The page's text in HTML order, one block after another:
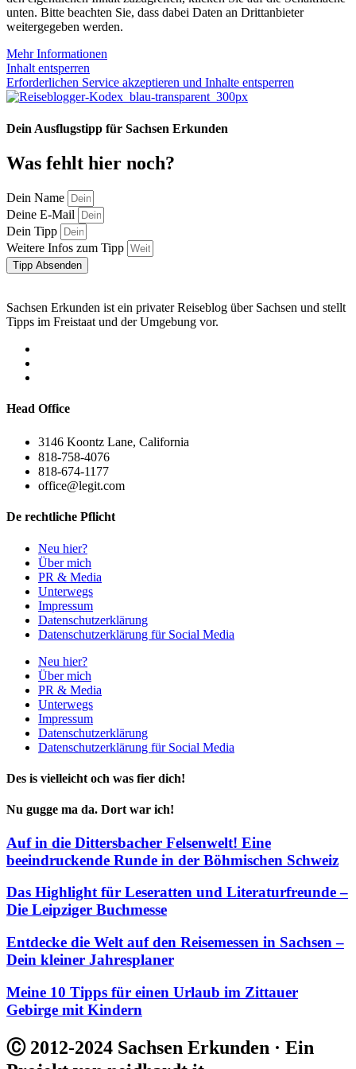
unten. Bitte beachten Sie, dass dabei Daten an Drittanbieter
weitergegeben werden.
Mehr Informationen
Inhalt entsperren
Erforderlichen Service akzeptieren und Inhalte entsperren
Dein Ausflugstipp für Sachsen Erkunden
Was fehlt hier noch?
Dein Name
Deine E-Mail
Dein Tipp
Weitere Infos zum Tipp
Tipp Absenden
Sachsen Erkunden ist ein privater Reiseblog über Sachsen und stellt
Tipps im Freistaat und der Umgebung vor.
Head Office
3146 Koontz Lane, California
818-758-4076
818-674-1177
office@legit.com
De rechtliche Pflicht
Neu hier?
Über mich
PR & Media
Unterwegs
Impressum
Datenschutzerklärung
Datenschutzerklärung für Social Media
Neu hier?
Über mich
PR & Media
Unterwegs
Impressum
Datenschutzerklärung
Datenschutzerklärung für Social Media
Des is vielleicht och was fier dich!
Nu gugge ma da. Dort war ich!
Auf in die Dittersbacher Felsenwelt! Eine
beeindruckende Runde in der Böhmischen Schweiz
Das Highlight für Leseratten und Literaturfreunde –
Die Leipziger Buchmesse
Entdecke die Welt auf den Reisemessen in Sachsen –
Dein kleiner Jahresplaner
Meine 10 Tipps für einen Urlaub im Zittauer
Gebirge mit Kindern
Ⓒ 2012-2024 Sachsen Erkunden · Ein